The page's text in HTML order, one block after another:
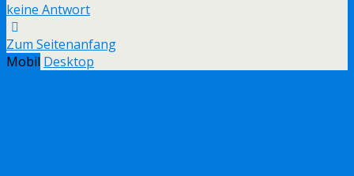
keine Antwort
Zum Seitenanfang
Mobil Desktop